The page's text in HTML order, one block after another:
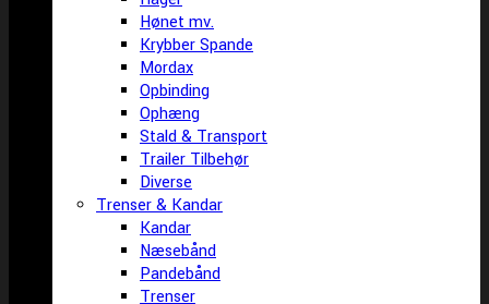
Hønet mv.
Krybber Spande
Mordax
Opbinding
Ophæng
Stald & Transport
Trailer Tilbehør
Diverse
Trenser & Kandar
Kandar
Næsebånd
Pandebånd
Trenser